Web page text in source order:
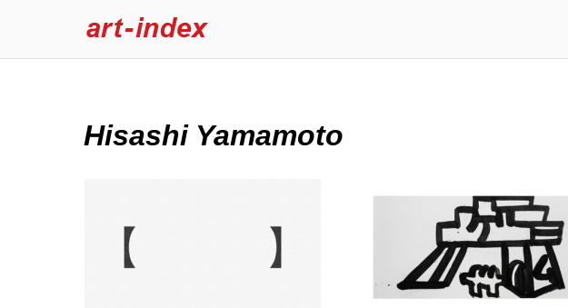
Hisashi Yamamoto